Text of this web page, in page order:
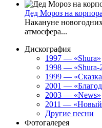
Дед Мороз на
Накануне
атмосфера...
Дискография
1997 — «Shura»
1998 — «Shura-
1999 —
2001 —
2003 — «News»
2011 — «Новый
Другие песни
Фотогалерея